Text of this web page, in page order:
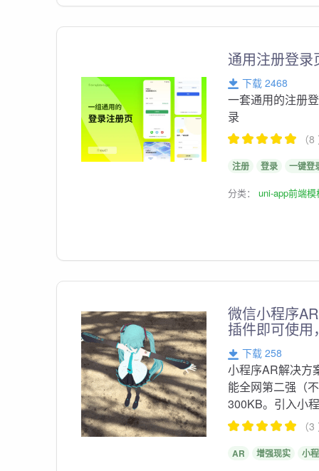
通用注册登录
下载 2468
一套通用的注册
录
（
注册 登录 一键登
分类：uni-app前端模
微信小程序
插件即可使用
下载 258
小程序AR解决方
能全网第二强（
300KB。引入小
（
AR 增强现实 小